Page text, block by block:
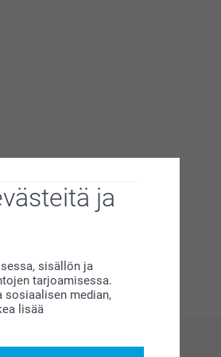
ja
sisällön ja
tarjoamisessa.
median,
lisää